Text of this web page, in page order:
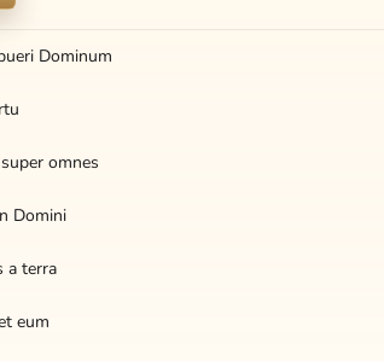
Dominum
omnes
Domini
a terra
eum